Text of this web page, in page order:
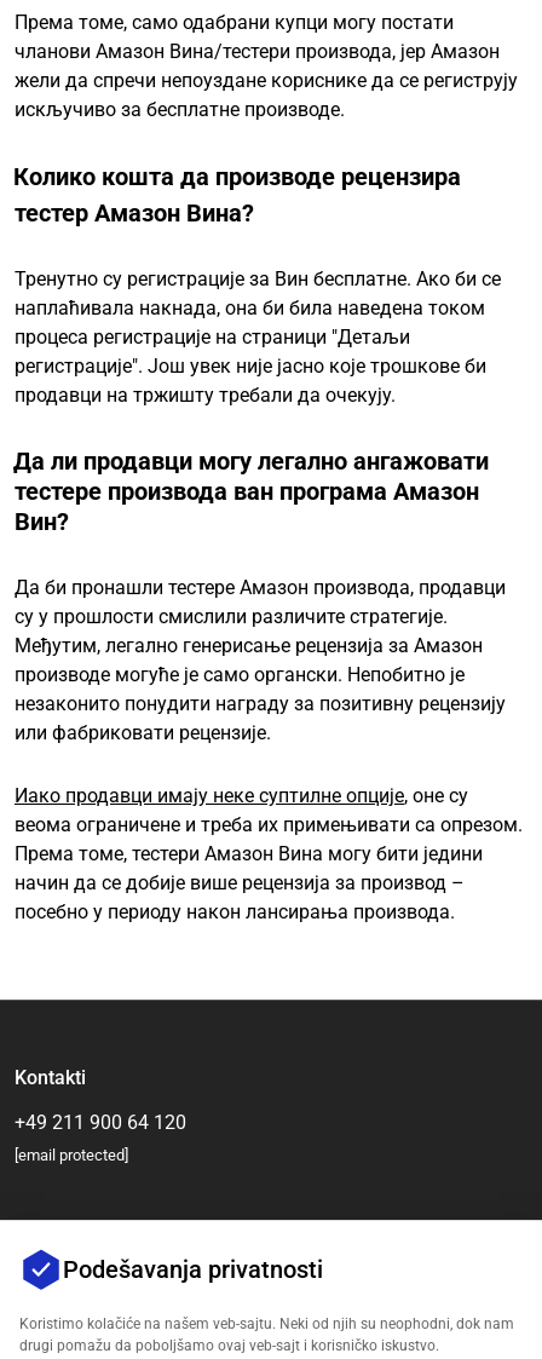
Према томе, само одабрани купци могу постати
чланови Амазон Вина/тестери производа, јер Амазон
жели да спречи непоуздане кориснике да се региструју
искључиво за бесплатне производе.
Колико кошта да производе рецензира
тестер Амазон Вина?
Тренутно су регистрације за Вин бесплатне. Ако би се
наплаћивала накнада, она би била наведена током
процеса регистрације на страници "Детаљи
регистрације". Још увек није јасно које трошкове би
продавци на тржишту требали да очекују.
Да ли продавци могу легално ангажовати
тестере производа ван програма Амазон
Вин?
Да би пронашли тестере Амазон производа, продавци
су у прошлости смислили различите стратегије.
Међутим, легално генерисање рецензија за Амазон
производе могуће је само органски. Непобитно је
незаконито понудити награду за позитивну рецензију
или фабриковати рецензије.
Иако продавци имају неке суптилне опције, оне су
веома ограничене и треба их примењивати са опрезом.
Према томе, тестери Амазон Вина могу бити једини
начин да се добије више рецензија за производ –
посебно у периоду након лансирања производа.
Kontakti
+49 211 900 64 120
[email protected]
Podešavanja privatnosti
Koristimo kolačiće na našem veb-sajtu. Neki od njih su neophodni, dok nam
drugi pomažu da poboljšamo ovaj veb-sajt i korisničko iskustvo.